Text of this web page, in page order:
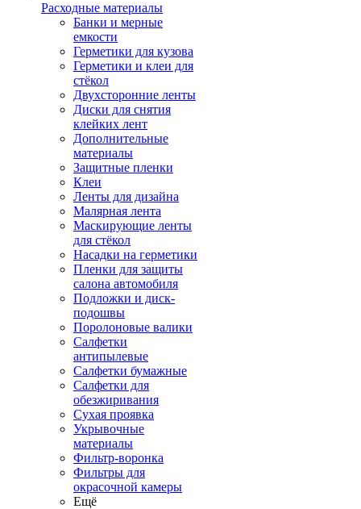
Расходные материалы
Банки и мерные
емкости
Герметики для кузова
Герметики и клеи для
стёкол
Двухсторонние ленты
Диски для снятия
клейких лент
Дополнительные
материалы
Защитные пленки
Клеи
Ленты для дизайна
Малярная лента
Маскирующие ленты
для стёкол
Насадки на герметики
Пленки для защиты
салона автомобиля
Подложки и диск-
подошвы
Поролоновые валики
Салфетки
антипылевые
Салфетки бумажные
Салфетки для
обезжиривания
Сухая проявка
Укрывочные
материалы
Фильтр-воронка
Фильтры для
окрасочной камеры
Ещё